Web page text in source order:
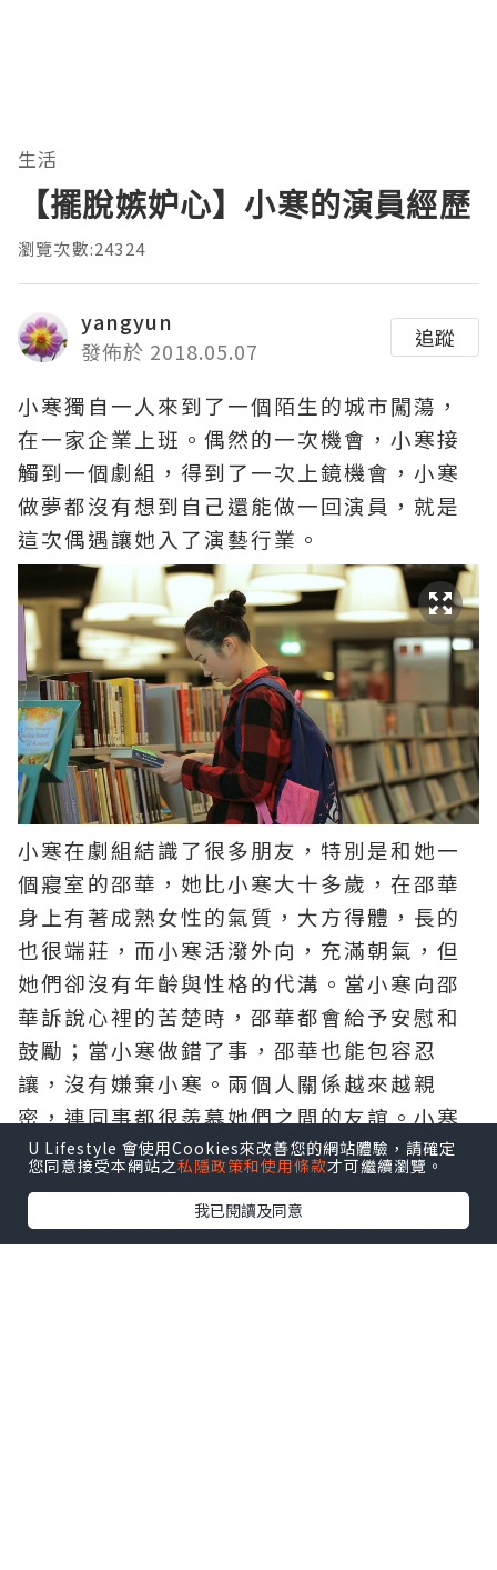
生活
【擺脫嫉妒心】小寒的演員經歷
瀏覽次數:24324
yangyun
發佈於 2018.05.07
追蹤
小寒獨自一人來到了一個陌生的城市闖蕩，
在一家企業上班。偶然的一次機會，小寒接
觸到一個劇組，得到了一次上鏡機會，小寒
做夢都沒有想到自己還能做一回演員，就是
這次偶遇讓她入了演藝行業。
小寒在劇組結識了很多朋友，特別是和她一
個寢室的邵華，她比小寒大十多歲，在邵華
身上有著成熟女性的氣質，大方得體，長的
也很端莊，而小寒活潑外向，充滿朝氣，但
她們卻沒有年齡與性格的代溝。當小寒向邵
華訴說心裡的苦楚時，邵華都會給予安慰和
鼓勵；當小寒做錯了事，邵華也能包容忍
讓，沒有嫌棄小寒。兩個人關係越來越親
密，連同事都很羨慕她們之間的友誼。小寒
和邵華無話不談，形影不離，在這個陌生的
城市，小寒像找到了親人。
有一天，劇組為一部小短片選女主角，劇組
也給了小寒一個競選主角的名額。小寒非常
U Lifestyle 會使用Cookies來改善您的網站體驗，請確定
您同意接受本網站之私隱政策和使用條款才可繼續瀏覽。
我已閱讀及同意